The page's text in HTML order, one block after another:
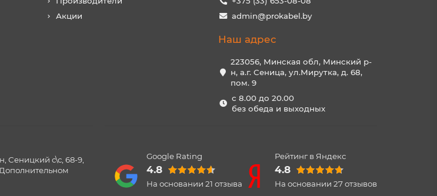
Акции
admin@prokabel.by
Наш адрес
223056, Минская обл, Минский р-
н, а.г. Сеница, ул.Мирутка, д. 68,
пом. 9
с 8.00 до 20.00
без обеда и выходных
Сеницкий с\с, 68-9,
Google Rating
4.8
На основании 21 отзыва
Рейтинг в Яндекс
4.8
На основании 27отзывов